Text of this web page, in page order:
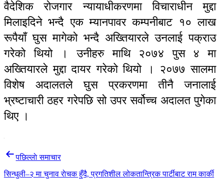
वैदेशिक रोजगार न्यायाधीकरणमा विचाराधीन मुद्दा
मिलाइदिने भन्दै एक म्यानपावर कम्पनीबाट १० लाख
रूपैयाँ घुस मागेको भन्दै अख्तियारले उनलाई पक्राउ
गरेको थियो । उनीहरु माथि २०७४ पुस ४ मा
अख्तियारले मुद्दा दायर गरेको थियो । २०७७ सालमा
विशेष अदालतले घुस प्रकरणमा तीनै जनालाई
भ्रष्टाचारी ठहर गरेपछि सो उपर सर्वोच्च अदालत पुगेका
थिए ।
Post
navigation
पछिल्लाे समाचार
सिन्धुली–२ मा चुनाव राेचक हुँदै, प्रगतिशील लोकतान्त्रिक पार्टीबाट राम कार्की